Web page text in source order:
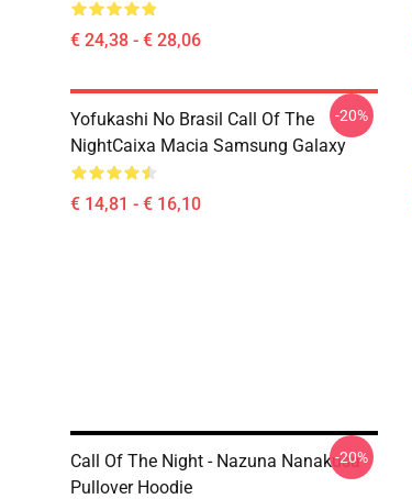
€ 24,38 - € 28,06
Yofukashi No Brasil Call Of The
NightCaixa Macia Samsung Galaxy
€ 14,81 - € 16,10
-20%
Call Of The Night - Nazuna Nanakusa
Pullover Hoodie
-20%